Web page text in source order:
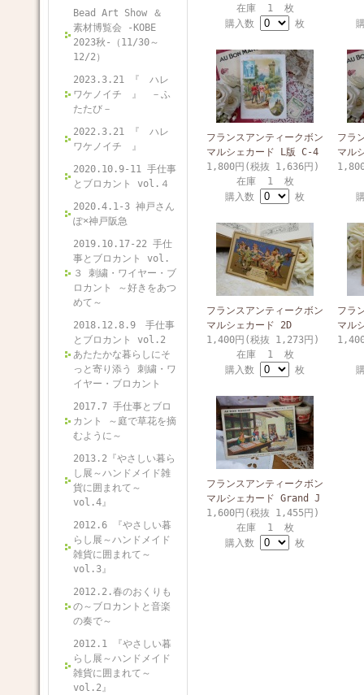
Bead Art Show ＆
素材博覧会 -KOBE
2023秋-（11/30～
12/2）
2023.3.21 『 ハレ
ワケノイチ 』 －ふ
たたび－
2022.3.21 『 ハレ
ワケノイチ 』
2020.10.9-11 手仕事
とブロカント vol.４
2020.4.1-3 神戸さん
ぽ×神戸阪急
2019.10.17-22 手仕
事とブロカント vol.
３ 刺繍・ワイヤー・ブ
ロカント ～好きをあつ
めて～
2018.12.8.9 手仕事
とブロカント vol.2
あたたかな暮らしにそ
っと寄り添う 刺繍・ワ
イヤー・ブロカント
2017.7 手仕事とブロ
カント ～庭で草花を摘
むように～
2013.2『やさしい暮ら
し展～ハンドメイド雑
貨に囲まれて～
vol.4』
2012.6 『やさしい暮
らし展～ハンドメイド
雑貨に囲まれて～
vol.3』
2012.2.春のおくりも
の～ブロカントと音楽
の奏で～
2012.1 『やさしい暮
らし展～ハンドメイド
雑貨に囲まれて～
vol.2』
在庫 1 枚
購入数
枚
フランスアンティークボン
マルシェカード L版 C-4
1,800円(税抜 1,636円)
在庫 1 枚
購入数
枚
フラ
マル
フランスアンティークボン
マルシェカード 2D
1,400円(税抜 1,273円)
在庫 1 枚
購入数
枚
フラ
マル
フランスアンティークボン
マルシェカード Grand J
1,600円(税抜 1,455円)
在庫 1 枚
購入数
枚